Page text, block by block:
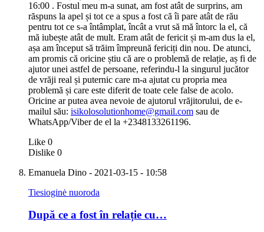
16:00 . Fostul meu m-a sunat, am fost atât de surprins, am
răspuns la apel și tot ce a spus a fost că îi pare atât de rău
pentru tot ce s-a întâmplat, încât a vrut să mă întorc la el, că
mă iubește atât de mult. Eram atât de fericit și m-am dus la el,
așa am început să trăim împreună fericiți din nou. De atunci,
am promis că oricine știu că are o problemă de relație, aș fi de
ajutor unei astfel de persoane, referindu-l la singurul jucător
de vrăji real și puternic care m-a ajutat cu propria mea
problemă și care este diferit de toate cele false de acolo.
Oricine ar putea avea nevoie de ajutorul vrăjitorului, de e-
mailul său: isikolosolutionhome@gmail.com sau de
WhatsApp/Viber de el la +2348133261196.
Like 0
Dislike 0
Emanuela Dino - 2021-03-15 - 10:58
Tiesioginė nuoroda
După ce a fost în relație cu…